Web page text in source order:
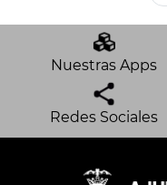
Nuestras Apps
Redes Sociales